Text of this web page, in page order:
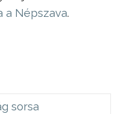
a Népszava.
sorsa